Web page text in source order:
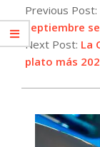
08-
08
Previous Post:
septiembre
Next Post: La
plato más